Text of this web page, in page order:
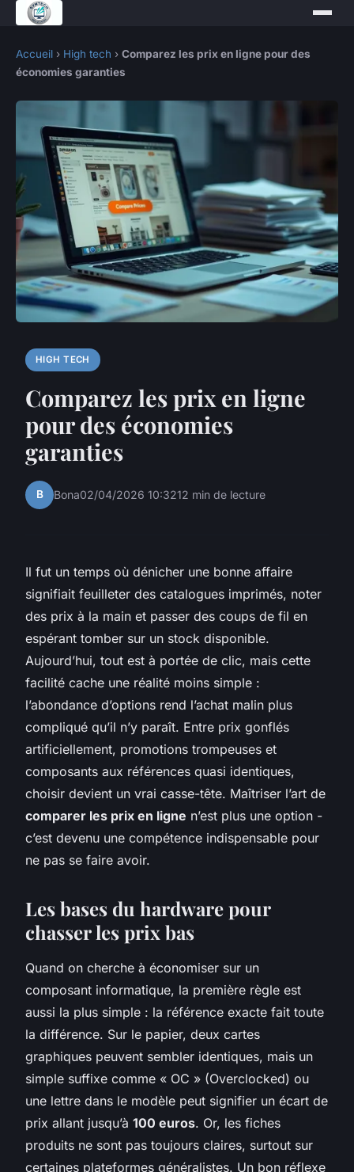
Accueil › High tech › Comparez les prix en ligne pour des
économies garanties
HIGH TECH
Comparez les prix en ligne
pour des économies
garanties
B Bona02/04/2026 10:3212 min de lecture
Il fut un temps où dénicher une bonne affaire
signifiait feuilleter des catalogues imprimés, noter
des prix à la main et passer des coups de fil en
espérant tomber sur un stock disponible.
Aujourd’hui, tout est à portée de clic, mais cette
facilité cache une réalité moins simple :
l’abondance d’options rend l’achat malin plus
compliqué qu’il n’y paraît. Entre prix gonflés
artificiellement, promotions trompeuses et
composants aux références quasi identiques,
choisir devient un vrai casse-tête. Maîtriser l’art de
comparer les prix en ligne n’est plus une option -
c’est devenu une compétence indispensable pour
ne pas se faire avoir.
Les bases du hardware pour
chasser les prix bas
Quand on cherche à économiser sur un
composant informatique, la première règle est
aussi la plus simple : la référence exacte fait toute
la différence. Sur le papier, deux cartes
graphiques peuvent sembler identiques, mais un
simple suffixe comme « OC » (Overclocked) ou
une lettre dans le modèle peut signifier un écart de
prix allant jusqu’à 100 euros. Or, les fiches
produits ne sont pas toujours claires, surtout sur
certaines plateformes généralistes. Un bon réflexe